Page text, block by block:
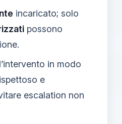
incaricato; solo
possono
in modo
e
escalation non